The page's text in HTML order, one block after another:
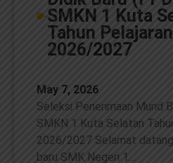
SMKN 1 Kuta
Tahun Pelajaran
2026/2027
May 7, 2026
Seleksi Penerimaan Murid
SMKN 1 Kuta Selatan
2026/2027 Selamat
baru SMK Negeri 1…